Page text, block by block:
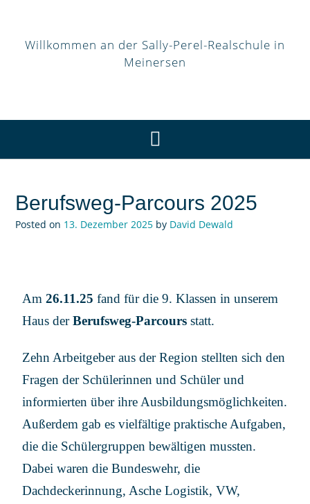
Willkommen an der Sally-Perel-Realschule in
Meinersen
Berufsweg-Parcours 2025
Posted on 13. Dezember 2025 by David Dewald
Am 26.11.25 fand für die 9. Klassen in unserem
Haus derBerufsweg-Parcours statt.
Zehn Arbeitgeber aus der Region stellten sich den
Fragen der Schülerinnen und Schüler und
informierten über ihre Ausbildungsmöglichkeiten.
Außerdem gab es vielfältige praktische Aufgaben,
die die Schülergruppen bewältigen mussten.
Dabei waren die Bundeswehr, die
Dachdeckerinnung, Asche Logistik, VW,